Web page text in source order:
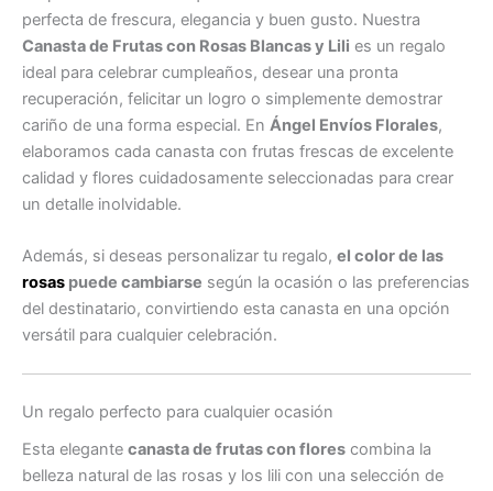
perfecta de frescura, elegancia y buen gusto. Nuestra
Canasta de Frutas con Rosas Blancas y Lili es un regalo
ideal para celebrar cumpleaños, desear una pronta
recuperación, felicitar un logro o simplemente demostrar
cariño de una forma especial. En Ángel Envíos Florales,
elaboramos cada canasta con frutas frescas de excelente
calidad y flores cuidadosamente seleccionadas para crear
un detalle inolvidable.
Además, si deseas personalizar tu regalo, el color de las
rosas puede cambiarse según la ocasión o las preferencias
del destinatario, convirtiendo esta canasta en una opción
versátil para cualquier celebración.
Un regalo perfecto para cualquier ocasión
Esta elegante canasta de frutas con flores combina la
belleza natural de las rosas y los lili con una selección de